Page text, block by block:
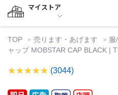
マイストア
TOP 売ります・あげます
ャップ MOBSTAR CAP BLACK |
(3044)